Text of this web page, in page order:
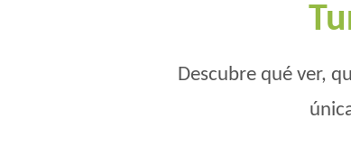
Descubre qué ver,